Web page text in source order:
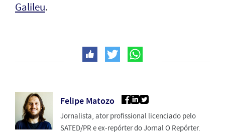
Galileu.
Felipe Matozo
Jornalista, ator profissional licenciado pelo
SATED/PR e ex-repórter do Jornal O Repórter.